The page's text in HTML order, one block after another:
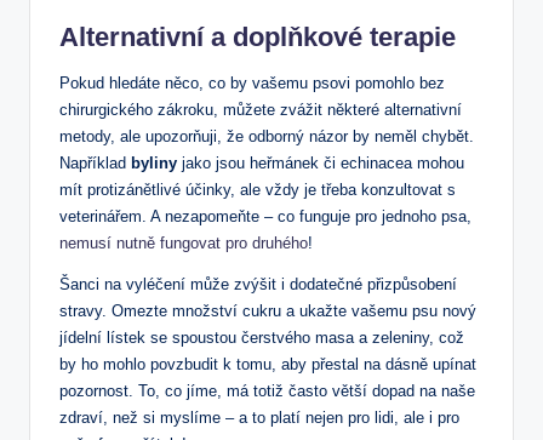
Alternativní a doplňkové terapie
Pokud hledáte něco, co by vašemu psovi pomohlo bez
chirurgického zákroku, můžete zvážit některé alternativní
metody, ale upozorňuji, že odborný názor by neměl chybět.
Například byliny jako jsou heřmánek či echinacea mohou
mít protizánětlivé účinky, ale vždy je třeba konzultovat s
veterinářem. A nezapomeňte – co funguje pro jednoho psa,
nemusí nutně fungovat pro druhého!
Šanci na vyléčení může zvýšit i dodatečné přizpůsobení
stravy. Omezte množství cukru a ukažte vašemu psu nový
jídelní lístek se spoustou čerstvého masa a zeleniny, což
by ho mohlo povzbudit k tomu, aby přestal na dásně upínat
pozornost. To, co jíme, má totiž často větší dopad na naše
zdraví, než si myslíme – a to platí nejen pro lidi, ale i pro